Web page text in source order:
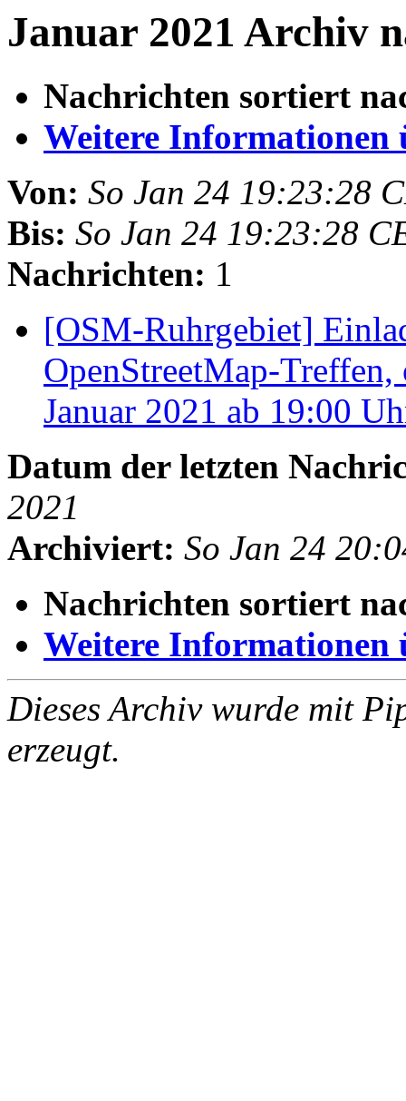
Januar 2021 Archiv
Nachrichten sortiert
Weitere Informationen
Von: So Jan 24 19:23:28
Bis: So Jan 24 19:23:28
Nachrichten: 1
[OSM-Ruhrgebiet]
OpenStreetMap-
Januar 2021 ab 19:00
Datum der letzten
2021
Archiviert: So Jan 24
Nachrichten sortiert
Weitere Informationen
Dieses Archiv wurde mit
erzeugt.